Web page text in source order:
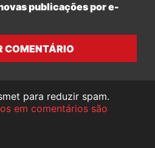
publicações por e-
COMENTÁRIO
para reduzir spam.
em comentários são